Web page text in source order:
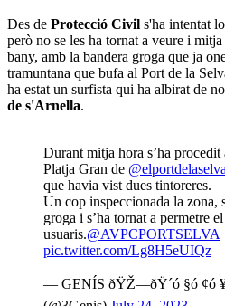
Des de Protecció Civil s'ha intentat
però no se les ha tornat a veure i
bany, amb la bandera groga que ja
tramuntana que bufa al Port de la
ha estat un surfista qui ha albirat de
de s'Arnella.
Durant mitja hora s’ha
Platja Gran de @elportdelaselva
que havia vist dues tintoreres.
Un cop inspeccionada la zona,
groga i s’ha tornat a permetre
usuaris.@AVPCPORTSELVA
pic.twitter.com/Lg8H5eUIQz
— GENÍS ðŸŽ—ðŸ´ó §ó ¢ó ¥ó